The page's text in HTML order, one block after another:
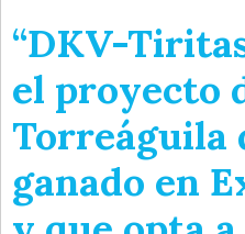
“DKV-
el proyecto
Torreáguila
ganado en